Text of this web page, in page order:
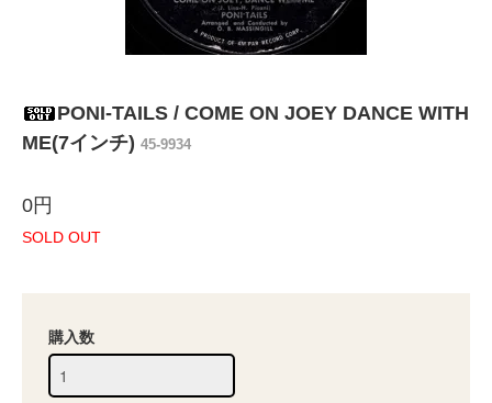
PONI-TAILS / COME ON JOEY DANCE WITH
ME(7インチ) 45-9934
0円
SOLD OUT
購入数